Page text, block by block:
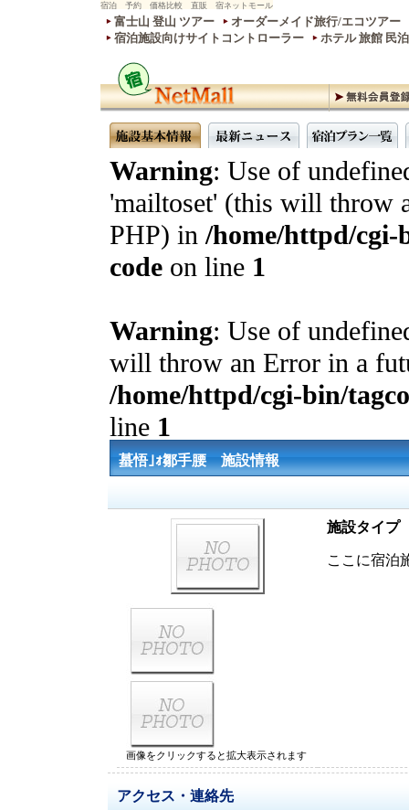
宿泊 予約 価格比較 直販 宿ネットモール
富士山 登山 ツアー
オーダーメイド旅行/エコツアー
宿泊施設向けサイトコントローラー
ホテル 旅館 民
Warning: Use of
'mailtoset' (this will throw
PHP) in/home/httpd/cgi-
code on line 1
Warning: Use of
will throw an Error in a
/home/httpd/cgi-bin/
line 1
蟇悟｣ｫ鄒手腰 施設情報
施設タイプ
ここに宿泊
画像をクリックすると拡大表示されます
アクセス・連絡先